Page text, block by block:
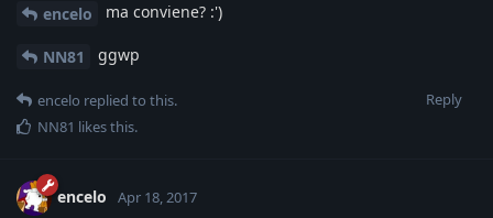
encelo ma conviene? :')
NN81 ggwp
Reply
encelo replied to this.
NN81 likes this.
encelo Apr 18, 2017